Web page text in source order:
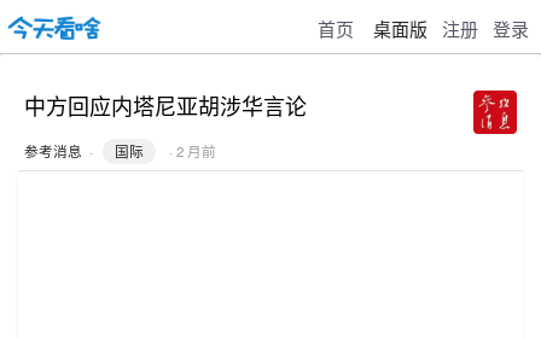
首页 桌面版 注册 登录
中方回应内塔尼亚胡涉华言论
参考消息 · 国际 · 2 月前